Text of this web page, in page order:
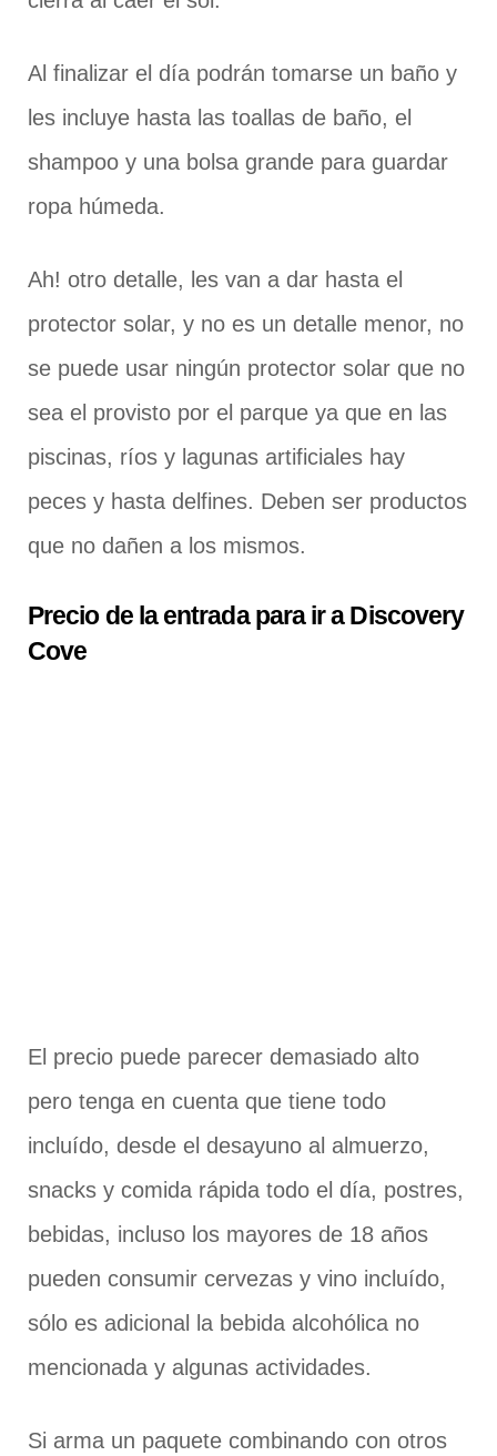
Al finalizar el día podrán tomarse un baño y
les incluye hasta las toallas de baño, el
shampoo y una bolsa grande para guardar
ropa húmeda.
Ah! otro detalle, les van a dar hasta el
protector solar, y no es un detalle menor, no
se puede usar ningún protector solar que no
sea el provisto por el parque ya que en las
piscinas, ríos y lagunas artificiales hay
peces y hasta delfines. Deben ser productos
que no dañen a los mismos.
Precio de la entrada para ir a Discovery
Cove
El precio puede parecer demasiado alto
pero tenga en cuenta que tiene todo
incluído, desde el desayuno al almuerzo,
snacks y comida rápida todo el día, postres,
bebidas, incluso los mayores de 18 años
pueden consumir cervezas y vino incluído,
sólo es adicional la bebida alcohólica no
mencionada y algunas actividades.
Si arma un paquete combinando con otros